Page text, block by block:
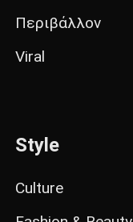
Περιβάλλον
Viral
Style
Culture